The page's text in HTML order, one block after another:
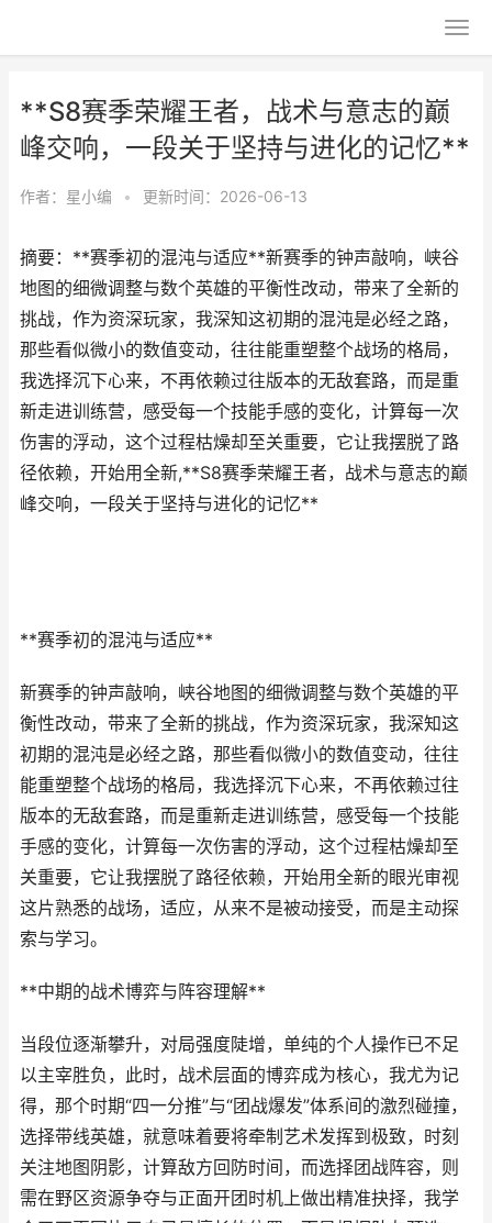
**S8赛季荣耀王者，战术与意志的巅
峰交响，一段关于坚持与进化的记忆**
作者： 星小编 • 更新时间：2026-06-13
摘要：**赛季初的混沌与适应**新赛季的钟声敲响，峡谷
地图的细微调整与数个英雄的平衡性改动，带来了全新的
挑战，作为资深玩家，我深知这初期的混沌是必经之路，
那些看似微小的数值变动，往往能重塑整个战场的格局，
我选择沉下心来，不再依赖过往版本的无敌套路，而是重
新走进训练营，感受每一个技能手感的变化，计算每一次
伤害的浮动，这个过程枯燥却至关重要，它让我摆脱了路
径依赖，开始用全新,**S8赛季荣耀王者，战术与意志的巅
峰交响，一段关于坚持与进化的记忆**
**赛季初的混沌与适应**
新赛季的钟声敲响，峡谷地图的细微调整与数个英雄的平
衡性改动，带来了全新的挑战，作为资深玩家，我深知这
初期的混沌是必经之路，那些看似微小的数值变动，往往
能重塑整个战场的格局，我选择沉下心来，不再依赖过往
版本的无敌套路，而是重新走进训练营，感受每一个技能
手感的变化，计算每一次伤害的浮动，这个过程枯燥却至
关重要，它让我摆脱了路径依赖，开始用全新的眼光审视
这片熟悉的战场，适应，从来不是被动接受，而是主动探
索与学习。
**中期的战术博弈与阵容理解**
当段位逐渐攀升，对局强度陡增，单纯的个人操作已不足
以主宰胜负，此时，战术层面的博弈成为核心，我尤为记
得，那个时期“四一分推”与“团战爆发”体系间的激烈碰撞，
选择带线英雄，就意味着要将牵制艺术发挥到极致，时刻
关注地图阴影，计算敌方回防时间，而选择团战阵容，则
需在野区资源争夺与正面开团时机上做出精准抉择，我学